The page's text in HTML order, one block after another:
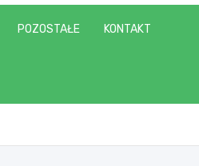
POZOSTAŁE KONTAKT